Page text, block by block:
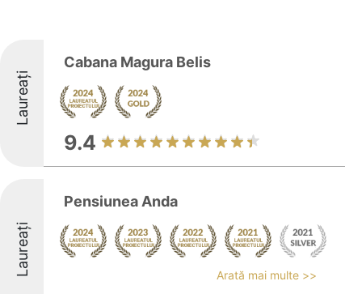
Laureați
Cabana Magura Belis
9.4
Laureați
Pensiunea Anda
Arată mai multe >>